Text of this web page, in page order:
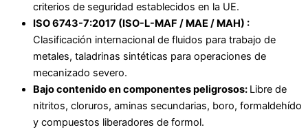
criterios de seguridad establecidos en la UE.
ISO 6743-7:2017 (ISO-L-MAF / MAE / MAH) :
Clasificación internacional de fluidos para trabajo de
metales, taladrinas sintéticas para operaciones de
mecanizado severo.
Bajo contenido en componentes peligrosos: Libre de
nitritos, cloruros, aminas secundarias, boro, formaldehído
y compuestos liberadores de formol.